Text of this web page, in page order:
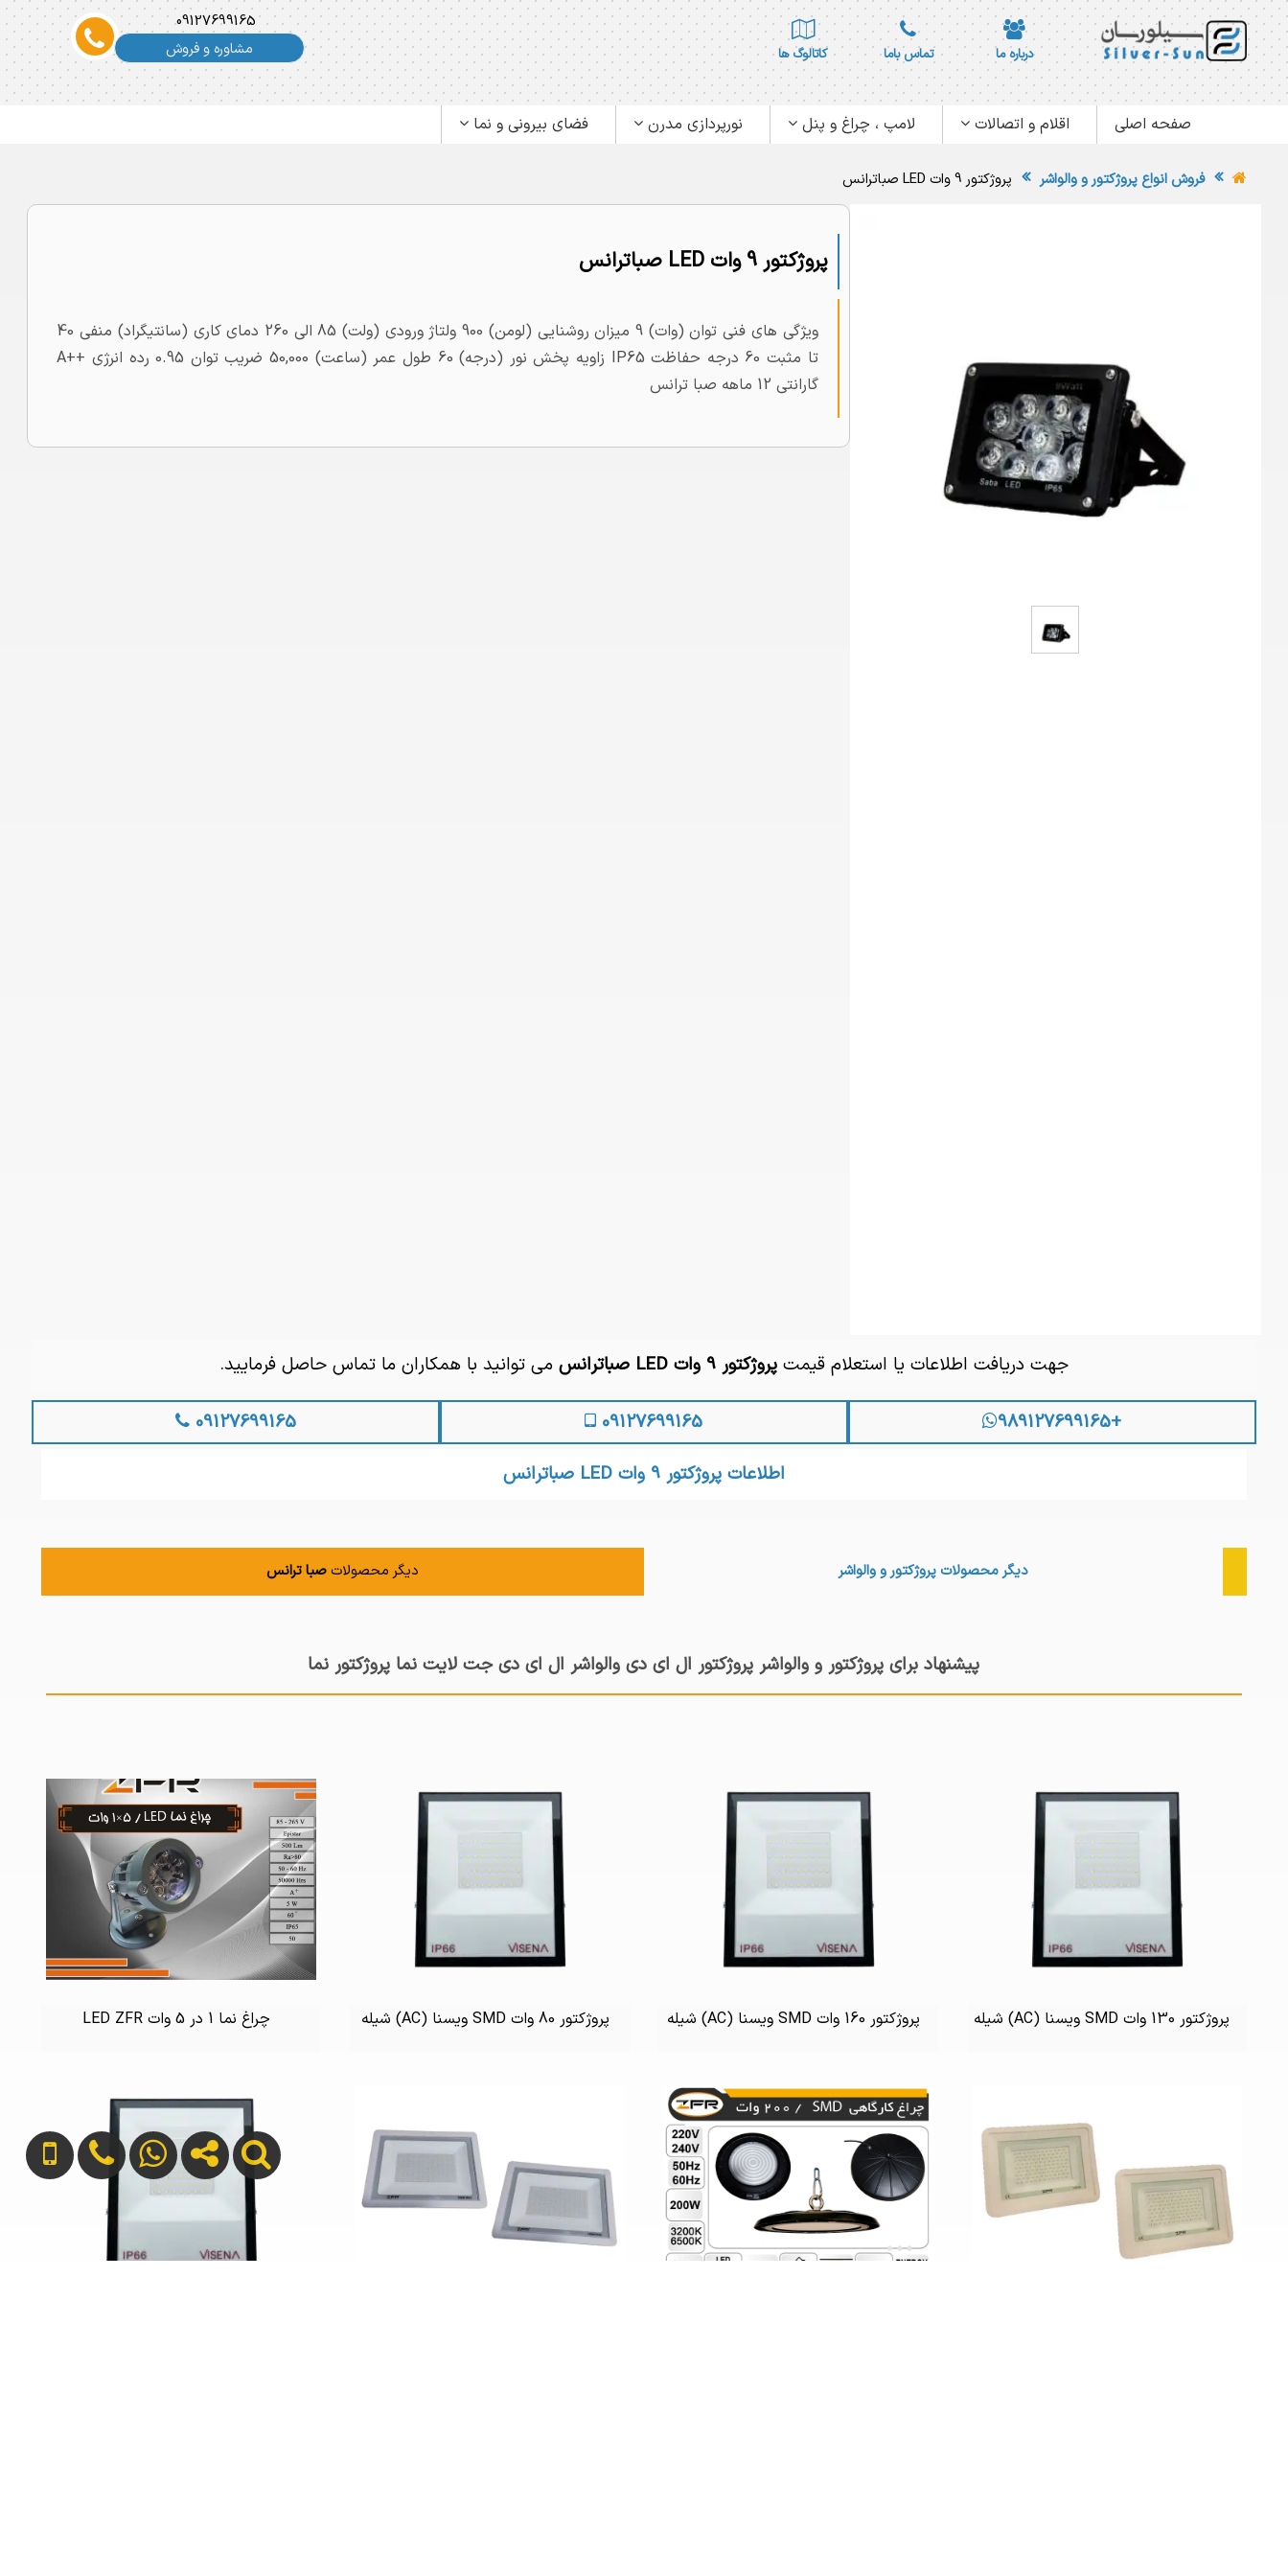
درباره ما تماس باما کاتالوگ ها
09127699165
مشاوره و فروش
صفحه اصلی اقلام و اتصالات لامپ ، چراغ و پنل نورپردازی مدرن فضای بیرونی و نما
فروش انواع پروژکتور و والواشر پروژکتور 9 وات LED صباترانس
پروژکتور 9 وات LED صباترانس
ویژگی های فنی توان (وات) 9 میزان روشنایی (لومن) 900 ولتاژ ورودی (ولت) 85 الی 260 دمای کاری (سانتیگراد) منفی 40
تا مثبت 60 درجه حفاظت IP65 زاویه پخش نور (درجه) 60 طول عمر (ساعت) 50,000 ضریب توان 0.95 رده انرژی ++A
گارانتی 12 ماهه صبا ترانس
جهت دریافت اطلاعات یا استعلام قیمتپروژکتور 9 وات LED صباترانس می توانید با همکاران ما تماس حاصل فرمایید.
09127699165 09127699165
+989127699165
اطلاعات پروژکتور 9 وات LED صباترانس
دیگر محصولاتصبا ترانس دیگر محصولاتپروژکتور و والواشر
پیشنهاد برای پروژکتور و والواشر پروژکتور ال ای دی والواشر ال ای دی جت لایت نما پروژکتور نما
پروژکتور 130 وات SMD ویسنا (AC) شیله پروژکتور 160 وات SMD ویسنا (AC) شیله پروژکتور 80 وات SMD ویسنا (AC) شیله چراغ نما 1 در 5 وات LED ZFR